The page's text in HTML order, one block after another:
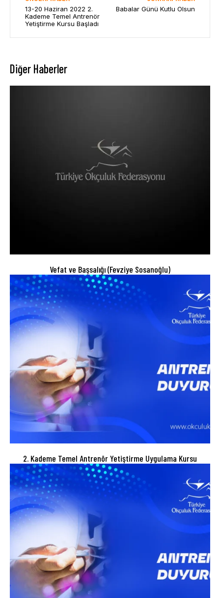
13-20 Haziran 2022 2.
Kademe Temel Antrenör
Yetiştirme Kursu Başladı
Babalar Günü Kutlu Olsun
Diğer Haberler
Vefat ve Başsalığı (Fevziye Sosanoğlu)
2. Kademe Temel Antrenör Yetiştirme Uygulama Kursu